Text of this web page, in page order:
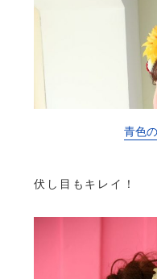
青色
伏し目もキレイ！